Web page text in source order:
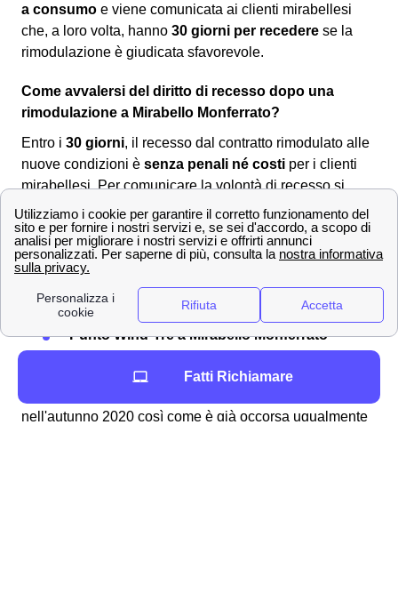
a consumo e viene comunicata ai clienti mirabellesi
che, a loro volta, hanno 30 giorni per recedere se la
rimodulazione è giudicata sfavorevole.
Come avvalersi del diritto di recesso dopo una
rimodulazione a Mirabello Monferrato?
Entro i 30 giorni, il recesso dal contratto rimodulato alle
nuove condizioni è senza penali né costi per i clienti
mirabellesi. Per comunicare la volontà di recesso si
dovrà utilizzare uno dei seguenti canali:
Servizio clienti Wind-Tre: contattabile al159
PEC all'indirizzo:[email protected]
Raccomandata A/R a:
Milano recapito Baggio, Casella Postale
159, 20152 Milano (MI)
Punto Wind-Tre a Mirabello Monferrato
nell'autunno 2020 così come è già occorsa ugualmente
Fatti Richiamare